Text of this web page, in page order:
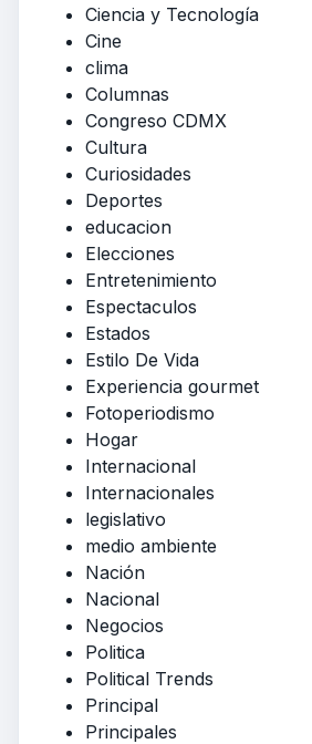
Ciencia y Tecnología
Cine
clima
Columnas
Congreso CDMX
Cultura
Curiosidades
Deportes
educacion
Elecciones
Entretenimiento
Espectaculos
Estados
Estilo De Vida
Experiencia gourmet
Fotoperiodismo
Hogar
Internacional
Internacionales
legislativo
medio ambiente
Nación
Nacional
Negocios
Politica
Political Trends
Principal
Principales